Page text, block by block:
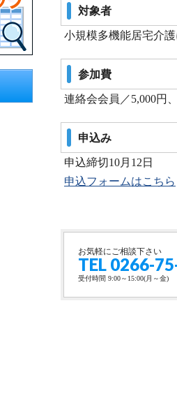
対象者
小規模多機能居宅介
参加費
連絡会会員／5,000円
申込み
申込締切10月12日
申込フォームはこちら
お気軽にご相談下さい
TEL 0266-
受付時間 9:00～15:00(月～金)